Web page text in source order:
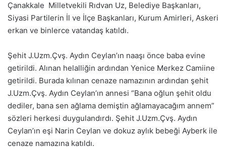
Çanakkale Milletvekili Rıdvan Uz, Belediye Başkanları,
Siyasi Partilerin İl ve İlçe Başkanları, Kurum Amirleri, Askeri
erkan ve binlerce vatandaş katıldı.
Şehit J.Uzm.Çvş. Aydın Ceylan’ın naaşı önce baba evine
getirildi. Alınan helalliğin ardından Yenice Merkez Camiine
getirildi. Burada kılınan cenaze namazının ardından şehit
J.Uzm.Çvş. Aydın Ceylan’ın annesi “Bana oğlun şehit oldu
dediler, bana sen ağlama demiştin ağlamayacağım annem”
sözleri herkesi duygulandırdı. Şehit J.Uzm.Çvş. Aydın
Ceylan’ın eşi Narin Ceylan ve dokuz aylık bebeği Ayberk ile
cenaze namazına katıldı.